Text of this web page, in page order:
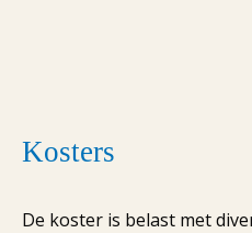
Kosters
De koster is belast met